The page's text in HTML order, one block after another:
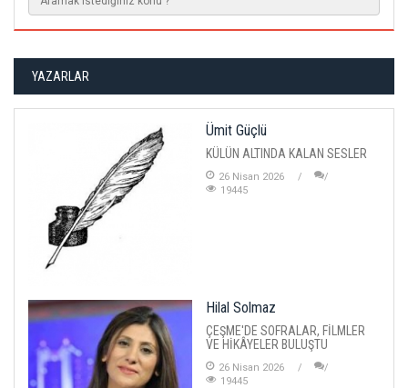
YAZARLAR
Ümit Güçlü
KÜLÜN ALTINDA KALAN SESLER
26 Nisan 2026
19445
Hilal Solmaz
ÇEŞME'DE SOFRALAR, FİLMLER
VE HİKÂYELER BULUŞTU
26 Nisan 2026
19445